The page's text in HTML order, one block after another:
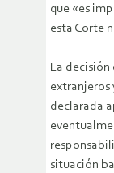
que «es
esta Corte
La
extranjeros
declarada
situación